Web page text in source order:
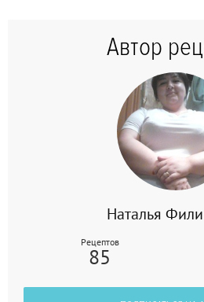
Автор
Наталья
Рецептов
85